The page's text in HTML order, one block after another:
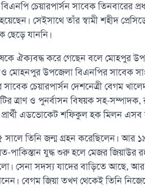
চেয়ারপার্সন সাবেক তিনবারের
সেইসাথে তাঁর স্বামী শহীদ
ছেড়ে যাননি।
ঐক্যবদ্ধ করে গেছেন বলে মোহপুর
মোহনপুর উপজেলা বিএনপির সাবেক
চেয়ারপার্সন দেশনেত্রী বেগম
ত্রাণ ও পুনর্বাসন বিষয়ক সহ-
এডভোকেট শফিকুল হক মিলন এসব
তিনি জন্ম গ্রহন করেছিলেন। আর
যুদ্ধ শুরু হলে মেজর জিয়াউর
সেনা সদস্য যাদের বাড়িতে আছে,
বেগম জিয়া তখণ থেকেই তিনি